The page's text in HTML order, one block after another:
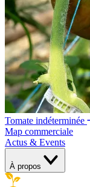
Tomate indéterminée
Map commerciale
Actus & Events
À propos